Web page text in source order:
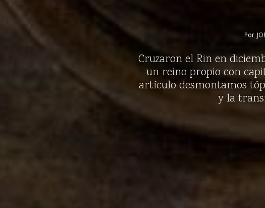
Por
Cruzaron el Rin en
un reino propio con
artículo desmontamos
y la